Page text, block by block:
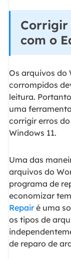
Corrigir
com o
Os arquivos do
corrompidos
leitura.
uma
corrigir erros
Windows 11.
Uma das
arquivos do
programa de
economizar
Repairé uma
os tipos de
de reparo de